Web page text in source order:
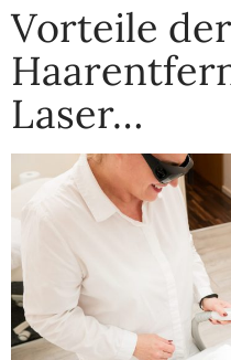
Vorteile
Laser…